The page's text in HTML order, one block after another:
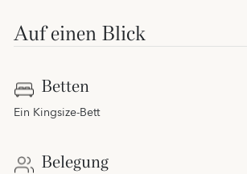
Auf einen Blick
Betten
Ein Kingsize-Bett
Belegung